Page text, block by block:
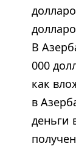
В
000
как
в
деньги